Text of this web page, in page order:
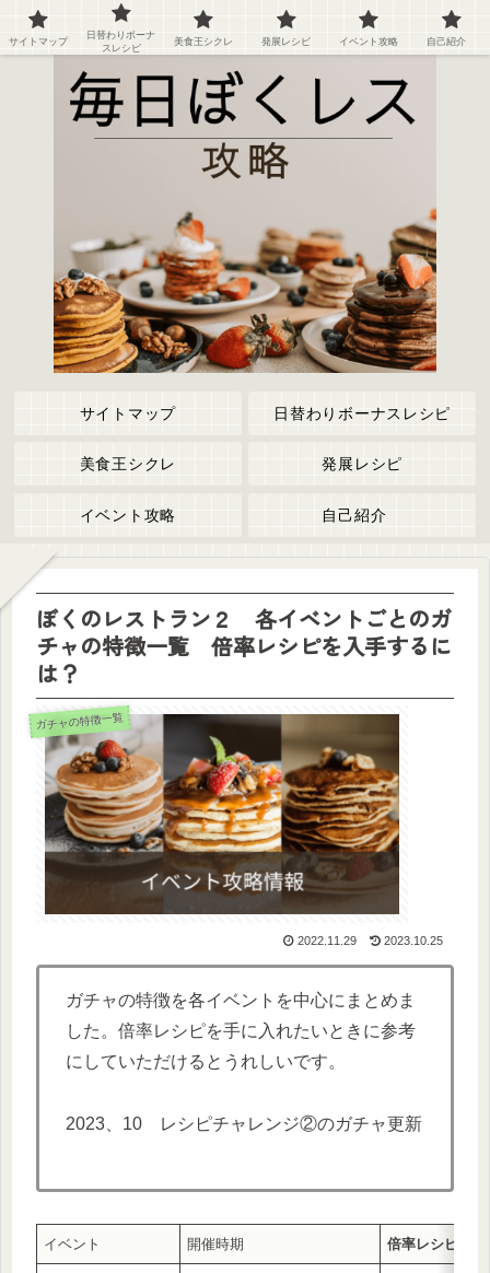
ぼくのレストラン２の攻略情報や記録など
サイトマップ 日替わりボーナスレシピ
美食王シクレ 発展レシピ
イベント攻略 自己紹介
ぼくのレストラン２ 各イベントごとのガ
チャの特徴一覧 倍率レシピを入手するに
は？
ガチャの特徴一覧
2022.11.29 2023.10.25
ガチャの特徴を各イベントを中心にまとめま
した。倍率レシピを手に入れたいときに参考
にしていただけるとうれしいです。
2023、10 レシピチャレンジ②のガチャ更新
イベント 開催時期 倍率レシピ
サイトマップ
日替わりボーナ
スレシピ
美食王シクレ 発展レシピ イベント攻略 自己紹介